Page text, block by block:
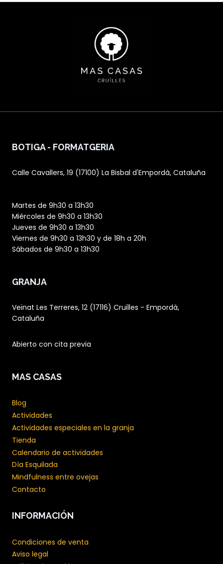
BOTIGA - FORMATGERIA
Calle Cavallers, 19 (17100) La Bisbal d'Empordà, Cataluña
Martes de 9h30 a 13h30
Miércoles de 9h30 a 13h30
Jueves de 9h30 a 13h30
Viernes de 9h30 a 13h30 y de 18h a 20h
Sábados de 9h30 a 13h30
GRANJA
Veïnat Les Terreres, 12 (17116) Cruïlles - Empordà,
Cataluña
Abierto con cita previa
MAS CASAS
Blog
Actividades
Actividades especiales en la granja
Tienda
Calendario de actividades
Día Esquilada
Mindfulness entre ovejas
Contacto
INFORMACIÓN
Condiciones de venta
Aviso legal